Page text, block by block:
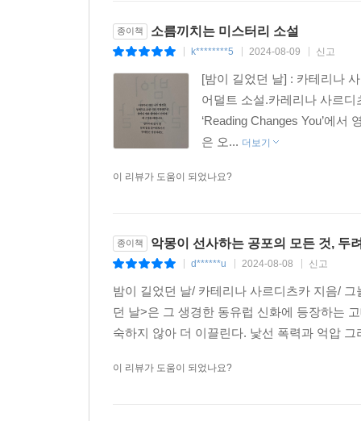
종이책 소름끼치는 미스터리 소설
k********5 2024-08-09 신고
[밤이 길었던 날] : 카테리나
어덜트 소설.카레리나 사르
‘Reading Changes You’에
은 오... 더보기
이 리뷰가 도움이 되었나요?
종이책 악몽이 선사하는 공포의 모든 것, 두
d******u 2024-08-08 신고
밤이 길었던 날/ 카테리나 사르디츠카 지음/
던 날>은 그 생경한 동유럽 신화에 등장하는
숙하지 않아 더 이끌린다. 낯선 폭력과 억압
이 리뷰가 도움이 되었나요?